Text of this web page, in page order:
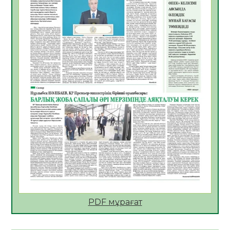
Қазақстан Орталық Азиядағы көшуге ең
қолайлы ел атанды
05.08.2026
34
Өрт қауіпсіздігі талаптарын сақтау – әр
азаматтың міндеті
05.08.2026
34
Руслан Рүстемұлы облыс әкімінің
кеңесшісі болып тағайындалды
05.08.2026
32
Цифрландыру саласын дамыту аясында
салынатын жаңа орталықтың жобасы
талқыланды
05.08.2026
31
құралдарының таныстырылымы өтті
PDF мұрағат